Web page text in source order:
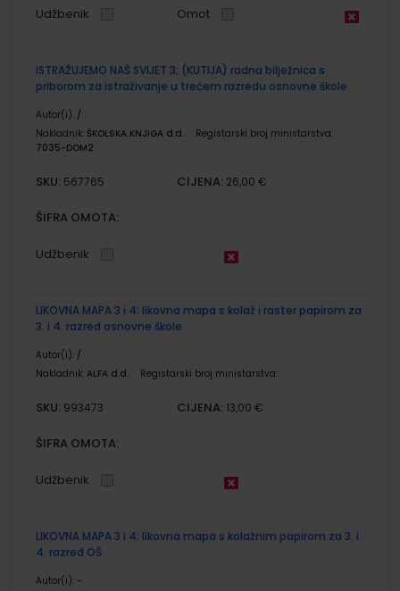
Udžbenik Omot
ISTRAŽUJEMO NAŠ SVIJET 3; (KUTIJA) radna bilježnica s
priborom za istraživanje u trećem razredu osnovne škole
Autor(i): /
Nakladnik: ŠKOLSKA KNJIGA d.d.
Registarski broj ministarstva:
7035-DOM2
SKU: 567765 CIJENA: 26,00 €
ŠIFRA OMOTA:
Udžbenik
LIKOVNA MAPA 3 i 4; likovna mapa s kolaž i raster papirom za
3. i 4. razred osnovne škole
Autor(i): /
Nakladnik: ALFA d.d. Registarski broj ministarstva:
SKU: 993473 CIJENA: 13,00 €
ŠIFRA OMOTA:
Udžbenik
LIKOVNA MAPA 3 i 4; likovna mapa s kolažnim papirom za 3. i
4. razred OŠ
Autor(i): -